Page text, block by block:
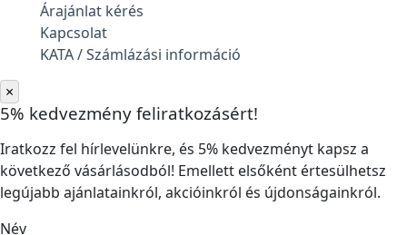
Árajánlat kérés
Kapcsolat
KATA / Számlázási információ
×
5% kedvezmény feliratkozásért!
Iratkozz fel hírlevelünkre, és 5% kedvezményt kapsz a
következő vásárlásodból! Emellett elsőként értesülhetsz
legújabb ajánlatainkról, akcióinkról és újdonságainkról.
Név